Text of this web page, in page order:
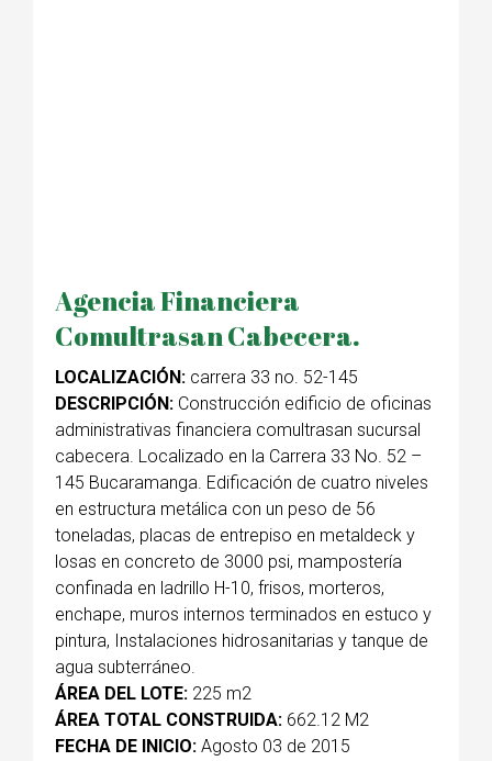
Agencia Financiera
Comultrasan Cabecera.
LOCALIZACIÓN: carrera 33 no. 52-145
DESCRIPCIÓN: Construcción edificio de oficinas
administrativas financiera comultrasan sucursal
cabecera. Localizado en la Carrera 33 No. 52 –
145 Bucaramanga. Edificación de cuatro niveles
en estructura metálica con un peso de 56
toneladas, placas de entrepiso en metaldeck y
losas en concreto de 3000 psi, mampostería
confinada en ladrillo H-10, frisos, morteros,
enchape, muros internos terminados en estuco y
pintura, Instalaciones hidrosanitarias y tanque de
agua subterráneo.
ÁREA DEL LOTE: 225 m2
ÁREA TOTAL CONSTRUIDA: 662.12 M2
FECHA DE INICIO: Agosto 03 de 2015